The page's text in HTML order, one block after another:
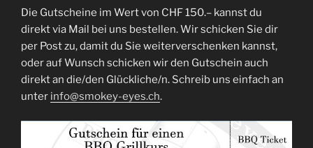
Die Gutscheine im Wert von CHF 150.– kannst du
direkt via Mail bei uns bestellen. Wir schicken Sie dir
per Post zu, damit du Sie weiterverschenken kannst,
oder auf Wunsch schicken wir den Gutschein auch
direkt an die/den Glückliche/n. Schreib uns einfach an
unter info@smokey-eyes.ch.